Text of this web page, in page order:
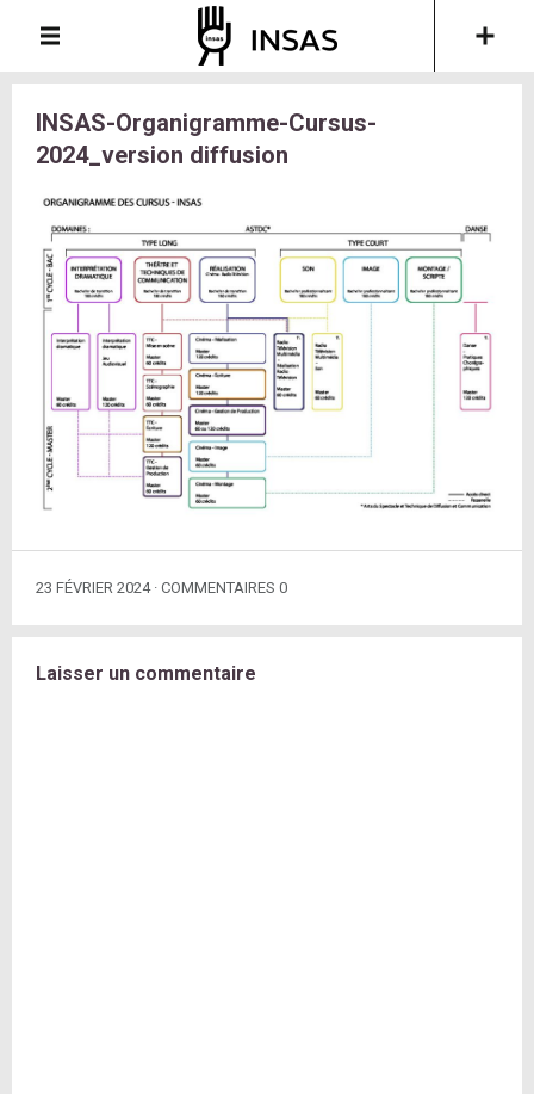
INSAS-Organigramme-Cursus-
2024_version diffusion
23 FÉVRIER 2024 COMMENTAIRES 0
Laisser un commentaire